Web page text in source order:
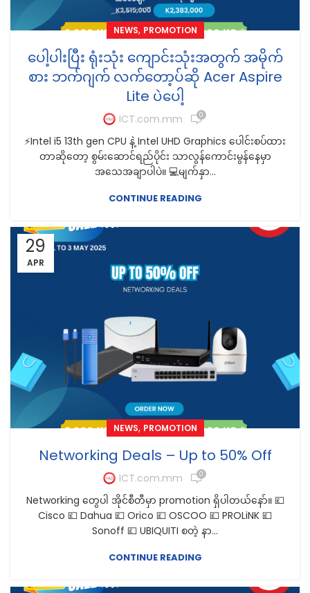
NEWS, PROMOTION
ပေါ့ပါးပြီး ရုံးသုံး ကျောင်းသုံးအတွက် အမိုက်
စား ဘက်ဂျက် လက်တော့ပ်ဆို Acer Aspire
Lite ပဲပေါ့
ICT.com.mm 0
⚡️Intel i5 13th gen CPU နဲ့ Intel UHD Graphics ပေါင်းစပ်ထား
တာဆိုတော့ စွမ်းဆောင်ရည်ပိုင်း သာလွန်ကောင်းမွန်နေမှာ
အသေအချာပါပဲ။ 💻မျက်နှာ...
CONTINUE READING
29
APR
NEWS, PROMOTION
Networking Deals – Up to 50% Off
ICT.com.mm 0
Networking တွေပါ အိုင်စီတီမှာ promotion ရှိပါတယ်နော်။ 💷
Cisco 💷 Dahua 💷 Orico 💷 OSCOO 💷 PROLiNK 💷
Sonoff 💷 UBIQUITI စတဲ့ နာ...
CONTINUE READING